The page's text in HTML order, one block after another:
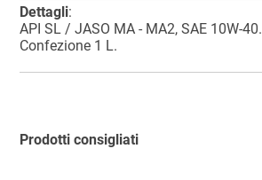
Dettagli:
API SL / JASO MA - MA2, SAE 10W-40.
Confezione 1 L.
Prodotti consigliati